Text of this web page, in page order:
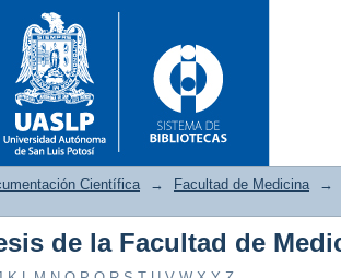
Tesis de la
Científica → Facultad de Medicina
→
de la Facultad de